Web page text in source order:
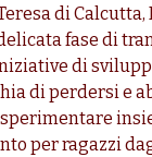
di Calcutta,
fase di
di
di perdersi e
sperimentare
per ragazzi